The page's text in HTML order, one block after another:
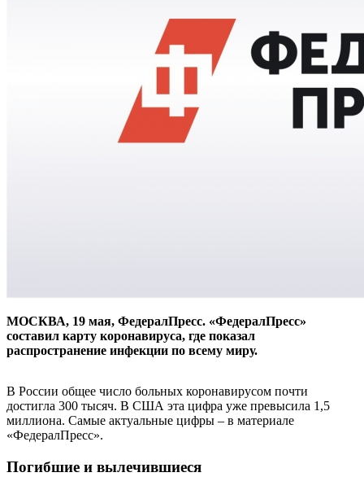
МОСКВА, 19 мая, ФедералПресс. «ФедералПресс»
составил карту коронавируса, где показал
распространение инфекции по всему миру.
В России общее число больных коронавирусом почти
достигла 300 тысяч. В США эта цифра уже превысила 1,5
миллиона. Самые актуальные цифры – в материале
«ФедералПресс».
Погибшие и вылечившиеся